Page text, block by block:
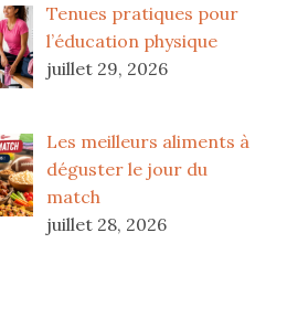
Tenues pratiques pour
l’éducation physique
juillet 29, 2026
Les meilleurs aliments à
déguster le jour du
match
juillet 28, 2026